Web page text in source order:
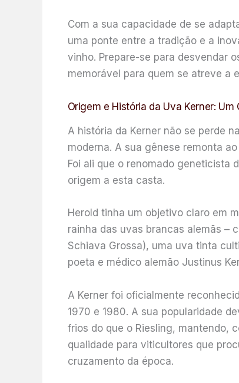
Com a sua capacidade de se
uma ponte entre a tradição e a
vinho. Prepare-se para desvendar
memorável para quem se atreve a
Origem e História da Uva Kerner:
A história da Kerner não se perde
moderna. A sua gênese remonta
Foi ali que o renomado geneticista
origem a esta casta.
Herold tinha um objetivo claro em
rainha das uvas brancas alemãs –
Schiava Grossa), uma uva tinta
poeta e médico alemão Justinus
A Kerner foi oficialmente
1970 e 1980. A sua popularidade
frios do que o Riesling, mantendo,
qualidade para viticultores que
cruzamento da época.